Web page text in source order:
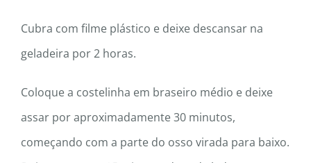
Cubra com filme plástico e deixe descansar na
geladeira por 2 horas.
Coloque a costelinha em braseiro médio e deixe
assar por aproximadamente 30 minutos,
começando com a parte do osso virada para baixo.